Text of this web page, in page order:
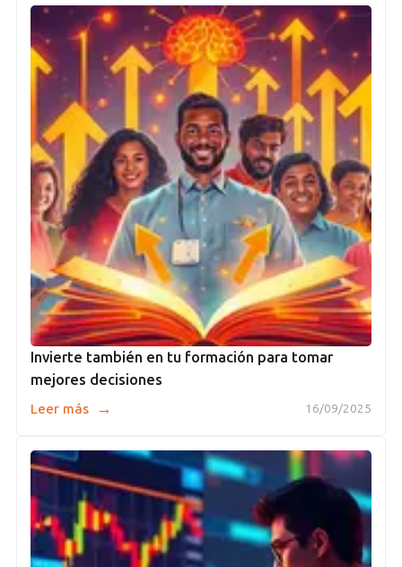
Invierte también en tu formación para tomar
mejores decisiones
16/09/2025
Leer más →